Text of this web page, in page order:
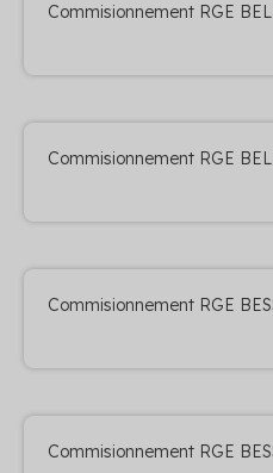
Commisionnement RGE
Commisionnement RGE
Commisionnement RGE
Commisionnement RGE